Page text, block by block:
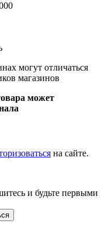
могут отличаться
магазинов
может
на сайте.
и будьте первыми